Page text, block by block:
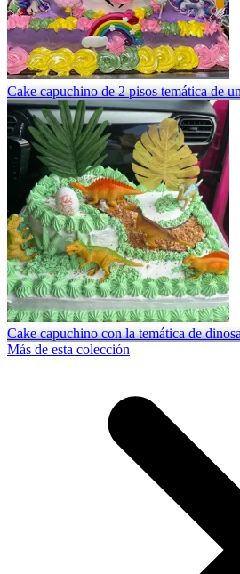
Cake capuchino de 2 pisos temática de
Cake capuchino con la temática de
Más de esta colección